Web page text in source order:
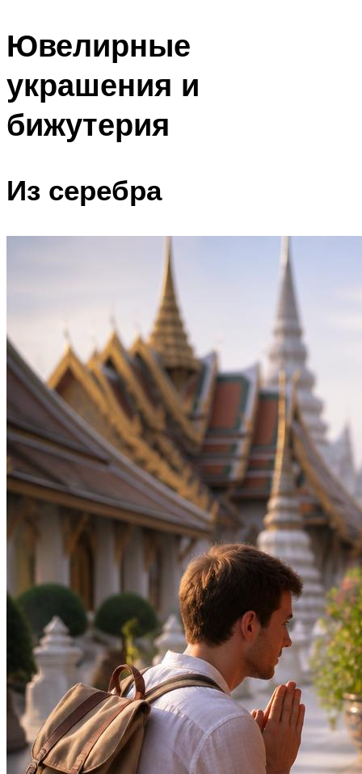
Ювелирные
украшения и
бижутерия
Из серебра